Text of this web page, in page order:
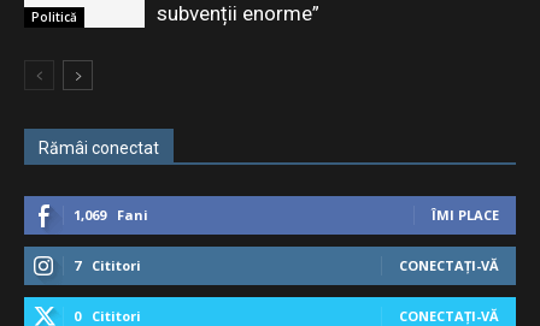
Politică
subvenții enorme”
Rămâi conectat
1,069 Fani ÎMI PLACE
7 Cititori CONECTAȚI-VĂ
0 Cititori CONECTAȚI-VĂ